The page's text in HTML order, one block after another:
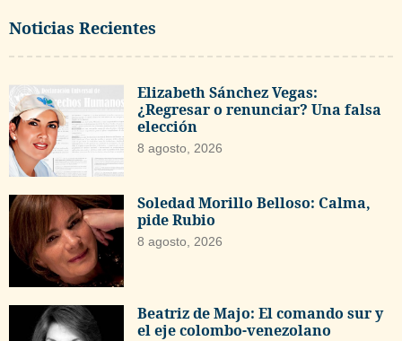
Noticias Recientes
Elizabeth Sánchez Vegas:
¿Regresar o renunciar? Una falsa
elección
8 agosto, 2026
Soledad Morillo Belloso: Calma,
pide Rubio
8 agosto, 2026
Beatriz de Majo: El comando sur y
el eje colombo-venezolano